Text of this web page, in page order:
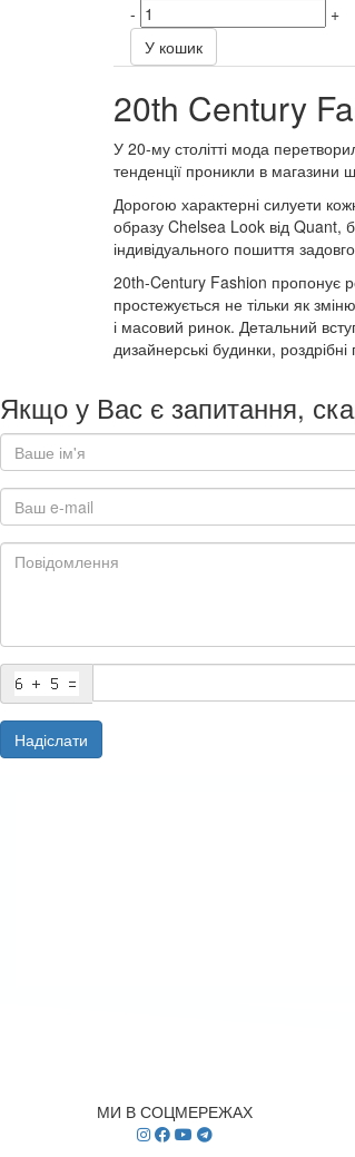
-
+
У кошик
20th Century
У 20-му столітті мода
тенденції проникли в магазини
Дорогою характерні силуети
образу Chelsea Look від Quant,
індивідуального пошиття
20th-Century Fashion пропонує
простежується не тільки як
і масовий ринок. Детальний
дизайнерські будинки,
Якщо у Вас є запитання,
Надіслати
МИ В СОЦМЕРЕЖАХ